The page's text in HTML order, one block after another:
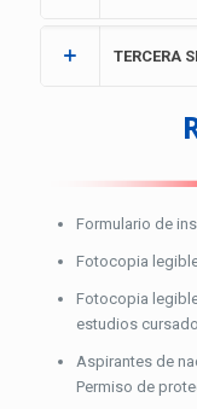
TERCERA
Formulario de
Fotocopia
Fotocopia
estudios
Aspirantes de
Permiso de